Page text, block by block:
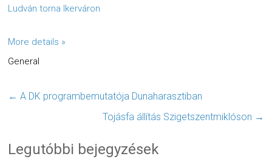
Ludván torna Ikerváron
More details »
General
← A DK programbemutatója Dunaharasztiban
Tojásfa állítás Szigetszentmiklóson →
Legutóbbi bejegyzések